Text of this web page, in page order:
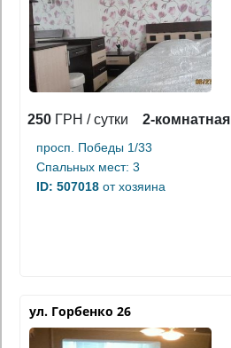
250 ГРН / сутки 2-комнатная
просп. Победы 1/33
Спальных мест: 3
ID: 507018 от хозяина
ул. Горбенко 26